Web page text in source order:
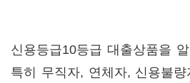
신용등급10등급 대출상품을
특히 무직자, 연체자, 신용불